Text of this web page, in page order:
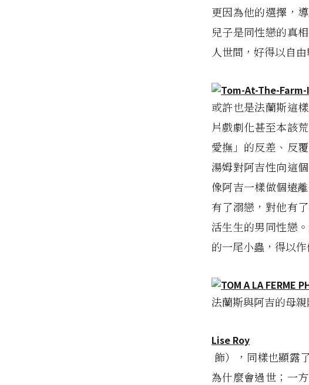
更因為他的選擇，
兒子是同性戀的真
人世間，好得以自
或許也是法蘭斯這
片戲劇化甚至本該
愛撫」的反差、反
湯姆對阿吉性向這
像阿吉一樣做個遠
有了溺戀，對他有
活生生的男同性戀
的一尾小蟲，得以
法蘭斯與阿吉的母
Lise Roy
飾），同樣也顯露
為什麼會過世；一